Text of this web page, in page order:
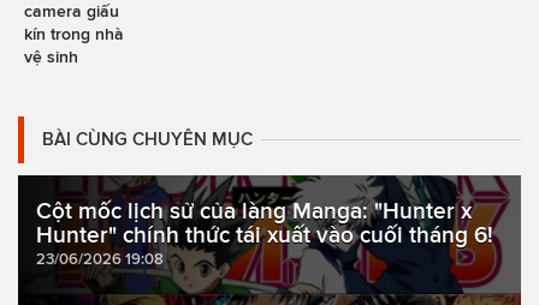
camera giấu
kín trong nhà
vệ sinh
BÀI CÙNG CHUYÊN MỤC
Cột mốc lịch sử của làng Manga: "Hunter x
Hunter" chính thức tái xuất vào cuối tháng 6!
23/06/2026 19:08